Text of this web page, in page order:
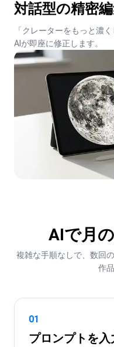
対話型の精密
「クレーターをもっと濃
AIが即座に修正します。
AIで月
複雑な手順なしで、数回
作
01
プロンプトを入